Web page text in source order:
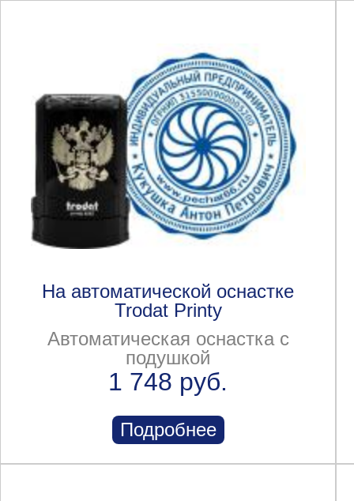
На автоматической оснастке
Trodat Printy
Автоматическая оснастка с
подушкой
1 748 руб.
Подробнее